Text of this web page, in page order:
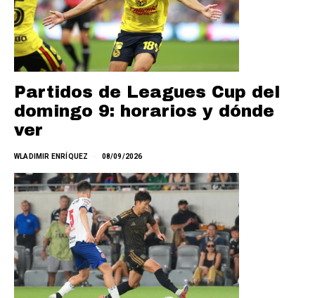
Partidos de Leagues Cup del
domingo 9: horarios y dónde
ver
WLADIMIR ENRÍQUEZ 08/09/2026